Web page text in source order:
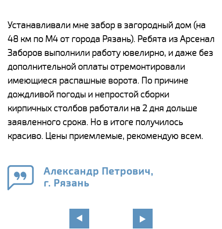
Устанавливали мне забор в загородный дом (на
48 км по М4 от города Рязань). Ребята из Арсенал
Заборов выполнили работу ювелирно, и даже без
дополнительной оплаты отремонтировали
имеющиеся распашные ворота. По причине
дождливой погоды и непростой сборки
кирпичных столбов работали на 2 дня дольше
заявленного срока. Но в итоге получилось
красиво. Цены приемлемые, рекомендую всем.
Александр Петрович,
г. Рязань